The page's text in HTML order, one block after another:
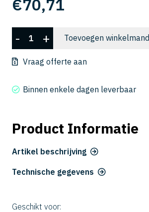
€70,71
CSELB
2006-
120
- + Toevoegen winkelmand
Vraag offerte aan
Binnen enkele dagen leverbaar
Product Informatie
Artikel beschrijving
Technische gegevens
Geschikt voor: